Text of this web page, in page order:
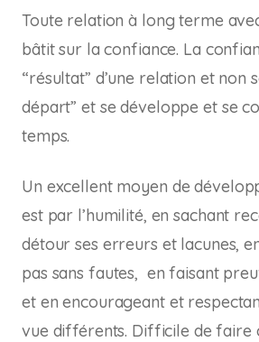
Toute relation à long terme
bâtit sur la confiance. La
“résultat” d’une relation et non
départ” et se développe et se
temps.
Un excellent moyen de
est par l’humilité, en sachant
détour ses erreurs et lacunes,
pas sans fautes, en faisant
et en encourageant et
vue différents. Difficile de faire